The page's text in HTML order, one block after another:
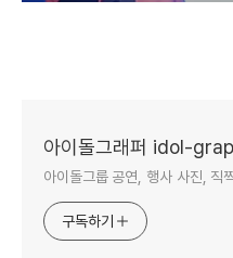
아이돌그래퍼 idol-
아이돌그룹 공연, 행사 사진, 직
구독하기